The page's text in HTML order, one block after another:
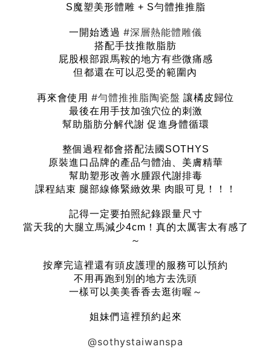
S魔塑美形體雕 + S勻體推推脂
一開始透過 #深層熱能體雕儀
搭配手技推散脂肪
屁股根部跟馬鞍的地方有些微痛感
但都還在可以忍受的範圍內
再來會使用 #勻體推推脂陶瓷盤 讓橘皮歸位
最後在用手技加強穴位的刺激
幫助脂肪分解代謝 促進身體循環
整個過程都會搭配法國SOTHYS
原裝進口品牌的產品勻體油、美膚精華
幫助塑形改善水腫跟代謝排毒
課程結束 腿部線條緊緻效果 肉眼可見！！！
記得一定要拍照紀錄跟量尺寸
當天我的大腿立馬減少4cm！真的太厲害太有感了
～
按摩完這裡還有頭皮護理的服務可以預約
不用再跑到別的地方去洗頭
一樣可以美美香香去逛街喔～
姐妹們這裡預約起來
@sothystaiwanspa